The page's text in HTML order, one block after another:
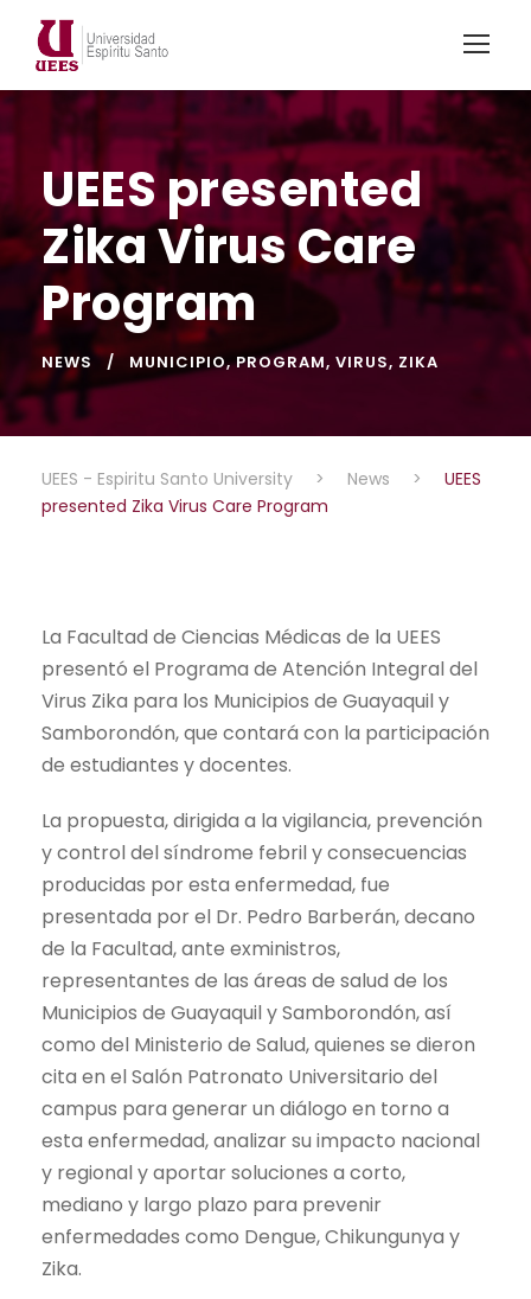
UEES presented
Zika Virus Care
Program
NEWS MUNICIPIO, PROGRAM, VIRUS, ZIKA
UEES - Espiritu Santo University > News >
UEES
presented Zika Virus Care Program
La Facultad de Ciencias Médicas de la UEES
presentó el Programa de Atención Integral del
Virus Zika para los Municipios de Guayaquil y
Samborondón, que contará con la participación
de estudiantes y docentes.
La propuesta, dirigida a la vigilancia, prevención
y control del síndrome febril y consecuencias
producidas por esta enfermedad, fue
presentada por el Dr. Pedro Barberán, decano
de la Facultad, ante exministros,
representantes de las áreas de salud de los
Municipios de Guayaquil y Samborondón, así
como del Ministerio de Salud, quienes se dieron
cita en el Salón Patronato Universitario del
campus para generar un diálogo en torno a
esta enfermedad, analizar su impacto nacional
y regional y aportar soluciones a corto,
mediano y largo plazo para prevenir
enfermedades como Dengue, Chikungunya y
Zika.